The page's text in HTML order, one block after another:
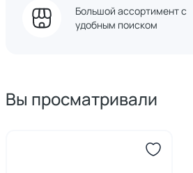
Большой ассортимент с
удобным поиском
Вы просматривали